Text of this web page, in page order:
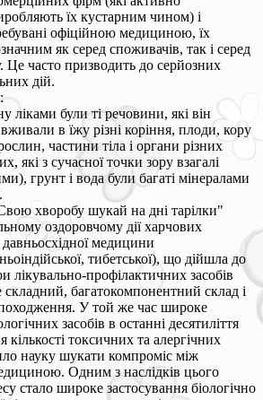
їх кустарним чином) і
офіційною медициною, їх
як серед споживачів, так і серед
Це часто призводить до серйозних
дій.
ліками були ті речовини, які він
в їжу різні коріння, плоди, кору
частини тіла і органи різних
які з сучасної точки зору взагалі
грунт і вода були багаті мінералами
хворобу шукай на дні тарілки"
оздоровчому дії харчових
медицини
тибетської), що дійшла до
лікувально-профілактичних засобів
багатокомпонентний склад і
У той же час широке
засобів в останні десятиліття
кількості токсичних та алергічних
науку шукати компроміс між
Одним з наслідків цього
стало широке застосування біологічно